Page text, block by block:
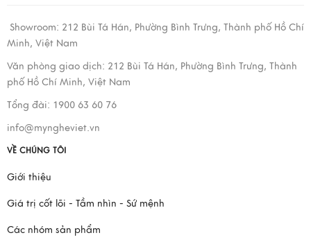
Showroom: 212 Bùi Tá Hán, Phường Bình Trưng, Thành phố Hồ Chí
Minh, Việt Nam
Văn phòng giao dịch: 212 Bùi Tá Hán, Phường Bình Trưng, Thành
phố Hồ Chí Minh, Việt Nam
Tổng đài: 1900 63 60 76
info@myngheviet.vn
VỀ CHÚNG TÔI
Giới thiệu
Giá trị cốt lõi - Tầm nhìn - Sứ mệnh
Các nhóm sản phẩm